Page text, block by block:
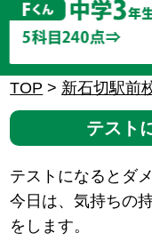
TOP > 新石切駅前
テスト
テストになるとダ
今日は、気持ちの
をします。